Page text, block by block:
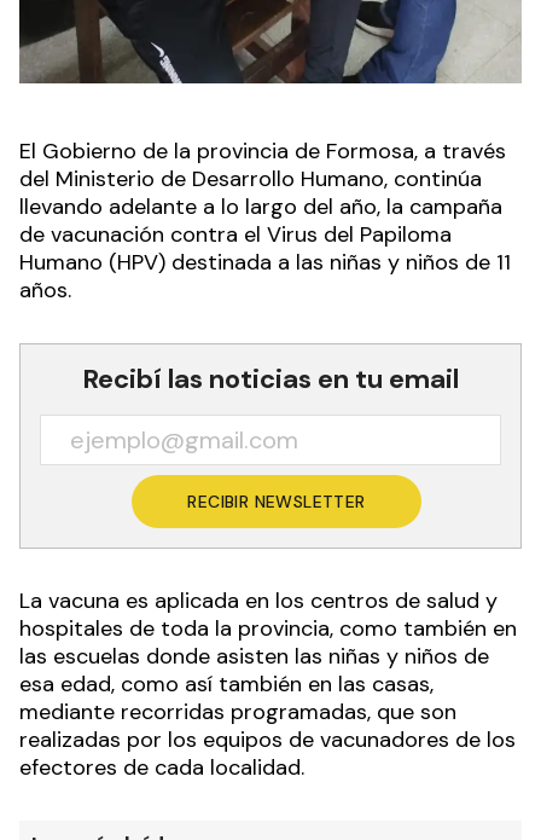
El Gobierno de la provincia de Formosa, a través
del Ministerio de Desarrollo Humano, continúa
llevando adelante a lo largo del año, la campaña
de vacunación contra el Virus del Papiloma
Humano (HPV) destinada a las niñas y niños de 11
años.
Recibí las noticias en tu email
RECIBIR NEWSLETTER
La vacuna es aplicada en los centros de salud y
hospitales de toda la provincia, como también en
las escuelas donde asisten las niñas y niños de
esa edad, como así también en las casas,
mediante recorridas programadas, que son
realizadas por los equipos de vacunadores de los
efectores de cada localidad.